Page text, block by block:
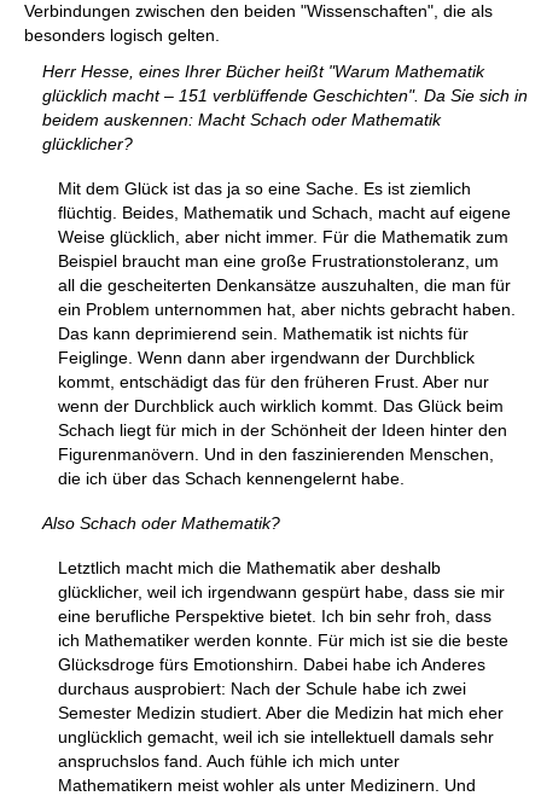
Verbindungen zwischen den beiden "Wissenschaften", die als
besonders logisch gelten.
Herr Hesse, eines Ihrer Bücher heißt "Warum Mathematik
glücklich macht – 151 verblüffende Geschichten". Da Sie sich in
beidem auskennen: Macht Schach oder Mathematik
glücklicher?
Mit dem Glück ist das ja so eine Sache. Es ist ziemlich
flüchtig. Beides, Mathematik und Schach, macht auf eigene
Weise glücklich, aber nicht immer. Für die Mathematik zum
Beispiel braucht man eine große Frustrationstoleranz, um
all die gescheiterten Denkansätze auszuhalten, die man für
ein Problem unternommen hat, aber nichts gebracht haben.
Das kann deprimierend sein. Mathematik ist nichts für
Feiglinge. Wenn dann aber irgendwann der Durchblick
kommt, entschädigt das für den früheren Frust. Aber nur
wenn der Durchblick auch wirklich kommt. Das Glück beim
Schach liegt für mich in der Schönheit der Ideen hinter den
Figurenmanövern. Und in den faszinierenden Menschen,
die ich über das Schach kennengelernt habe.
Also Schach oder Mathematik?
Letztlich macht mich die Mathematik aber deshalb
glücklicher, weil ich irgendwann gespürt habe, dass sie mir
eine berufliche Perspektive bietet. Ich bin sehr froh, dass
ich Mathematiker werden konnte. Für mich ist sie die beste
Glücksdroge fürs Emotionshirn. Dabei habe ich Anderes
durchaus ausprobiert: Nach der Schule habe ich zwei
Semester Medizin studiert. Aber die Medizin hat mich eher
unglücklich gemacht, weil ich sie intellektuell damals sehr
anspruchslos fand. Auch fühle ich mich unter
Mathematikern meist wohler als unter Medizinern. Und